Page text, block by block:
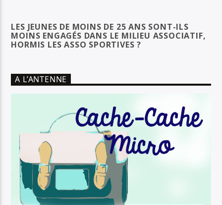
LES JEUNES DE MOINS DE 25 ANS SONT-ILS
MOINS ENGAGÉS DANS LE MILIEU ASSOCIATIF,
HORMIS LES ASSO SPORTIVES ?
A L’ANTENNE